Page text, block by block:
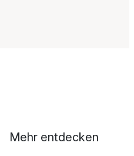
Mehr entdecken